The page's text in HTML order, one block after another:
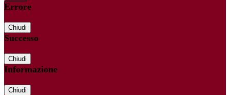
Errore
Chiudi
Successo
Chiudi
Informazione
Chiudi